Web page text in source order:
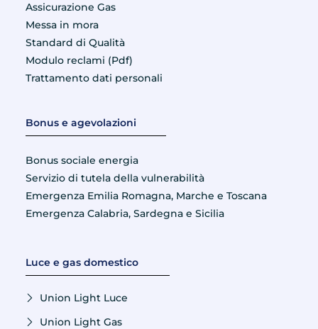
Assicurazione Gas
Messa in mora
Standard di Qualità
Modulo reclami (Pdf)
Trattamento dati personali
Bonus e agevolazioni
Bonus sociale energia
Servizio di tutela della vulnerabilità
Emergenza Emilia Romagna, Marche e Toscana
Emergenza Calabria, Sardegna e Sicilia
Luce e gas domestico
Union Light Luce
Union Light Gas